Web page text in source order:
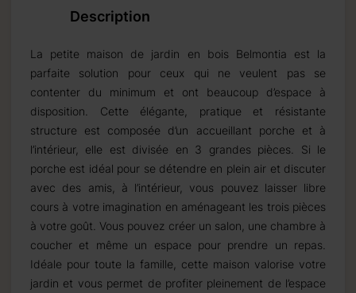
Description
La petite maison de jardin en bois Belmontia est la
parfaite solution pour ceux qui ne veulent pas se
contenter du minimum et ont beaucoup d’espace à
disposition. Cette élégante, pratique et résistante
structure est composée d’un accueillant porche et à
l’intérieur, elle est divisée en 3 grandes pièces. Si le
porche est idéal pour se détendre en plein air et discuter
avec des amis, à l’intérieur, vous pouvez laisser libre
cours à votre imagination en aménageant les trois pièces
à votre goût. Vous pouvez créer un salon, une chambre à
coucher et même un espace pour prendre un repas.
Idéale pour toute la famille, cette maison valorise votre
jardin et vous permet de profiter pleinement de l’espace